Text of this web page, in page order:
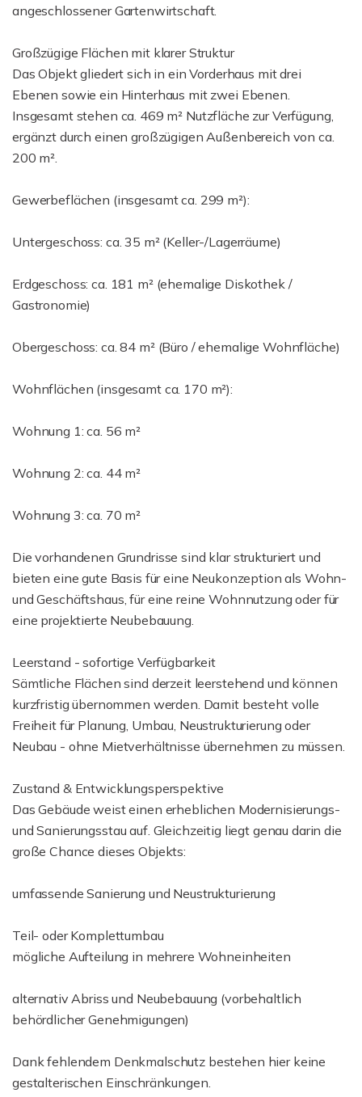
angeschlossener Gartenwirtschaft.
Großzügige Flächen mit klarer Struktur
Das Objekt gliedert sich in ein Vorderhaus mit drei
Ebenen sowie ein Hinterhaus mit zwei Ebenen.
Insgesamt stehen ca. 469 m² Nutzfläche zur Verfügung,
ergänzt durch einen großzügigen Außenbereich von ca.
200 m².
Gewerbeflächen (insgesamt ca. 299 m²):
Untergeschoss: ca. 35 m² (Keller-/Lagerräume)
Erdgeschoss: ca. 181 m² (ehemalige Diskothek /
Gastronomie)
Obergeschoss: ca. 84 m² (Büro / ehemalige Wohnfläche)
Wohnflächen (insgesamt ca. 170 m²):
Wohnung 1: ca. 56 m²
Wohnung 2: ca. 44 m²
Wohnung 3: ca. 70 m²
Die vorhandenen Grundrisse sind klar strukturiert und
bieten eine gute Basis für eine Neukonzeption als Wohn-
und Geschäftshaus, für eine reine Wohnnutzung oder für
eine projektierte Neubebauung.
Leerstand - sofortige Verfügbarkeit
Sämtliche Flächen sind derzeit leerstehend und können
kurzfristig übernommen werden. Damit besteht volle
Freiheit für Planung, Umbau, Neustrukturierung oder
Neubau - ohne Mietverhältnisse übernehmen zu müssen.
Zustand & Entwicklungsperspektive
Das Gebäude weist einen erheblichen Modernisierungs-
und Sanierungsstau auf. Gleichzeitig liegt genau darin die
große Chance dieses Objekts:
umfassende Sanierung und Neustrukturierung
Teil- oder Komplettumbau
mögliche Aufteilung in mehrere Wohneinheiten
alternativ Abriss und Neubebauung (vorbehaltlich
behördlicher Genehmigungen)
Dank fehlendem Denkmalschutz bestehen hier keine
gestalterischen Einschränkungen.